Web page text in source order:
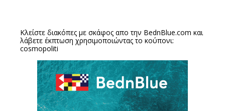
Κλείστε διακόπες με σκάφος απο την BednBlue.com και
λάβετε έκπτωση χρησιμοποιώντας το κούπονι:
cosmopoliti